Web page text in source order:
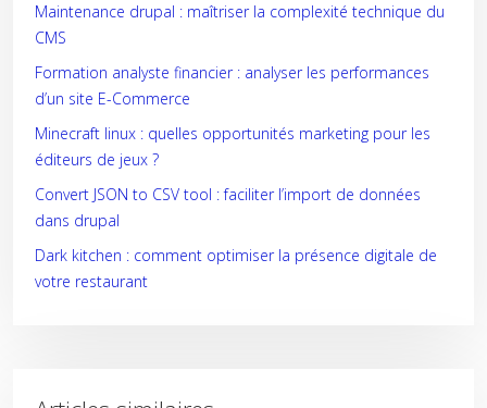
Maintenance drupal : maîtriser la complexité technique du
CMS
Formation analyste financier : analyser les performances
d’un site E-Commerce
Minecraft linux : quelles opportunités marketing pour les
éditeurs de jeux ?
Convert JSON to CSV tool : faciliter l’import de données
dans drupal
Dark kitchen : comment optimiser la présence digitale de
votre restaurant